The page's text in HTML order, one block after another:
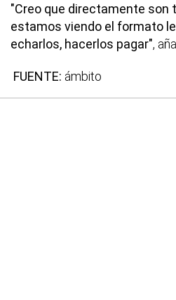
"Creo que directamente son
estamos viendo el formato
echarlos, hacerlos pagar",
FUENTE: ámbito